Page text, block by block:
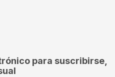
para suscribirse,